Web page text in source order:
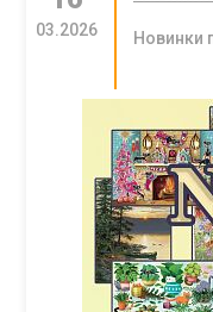
03.2026 Новинки